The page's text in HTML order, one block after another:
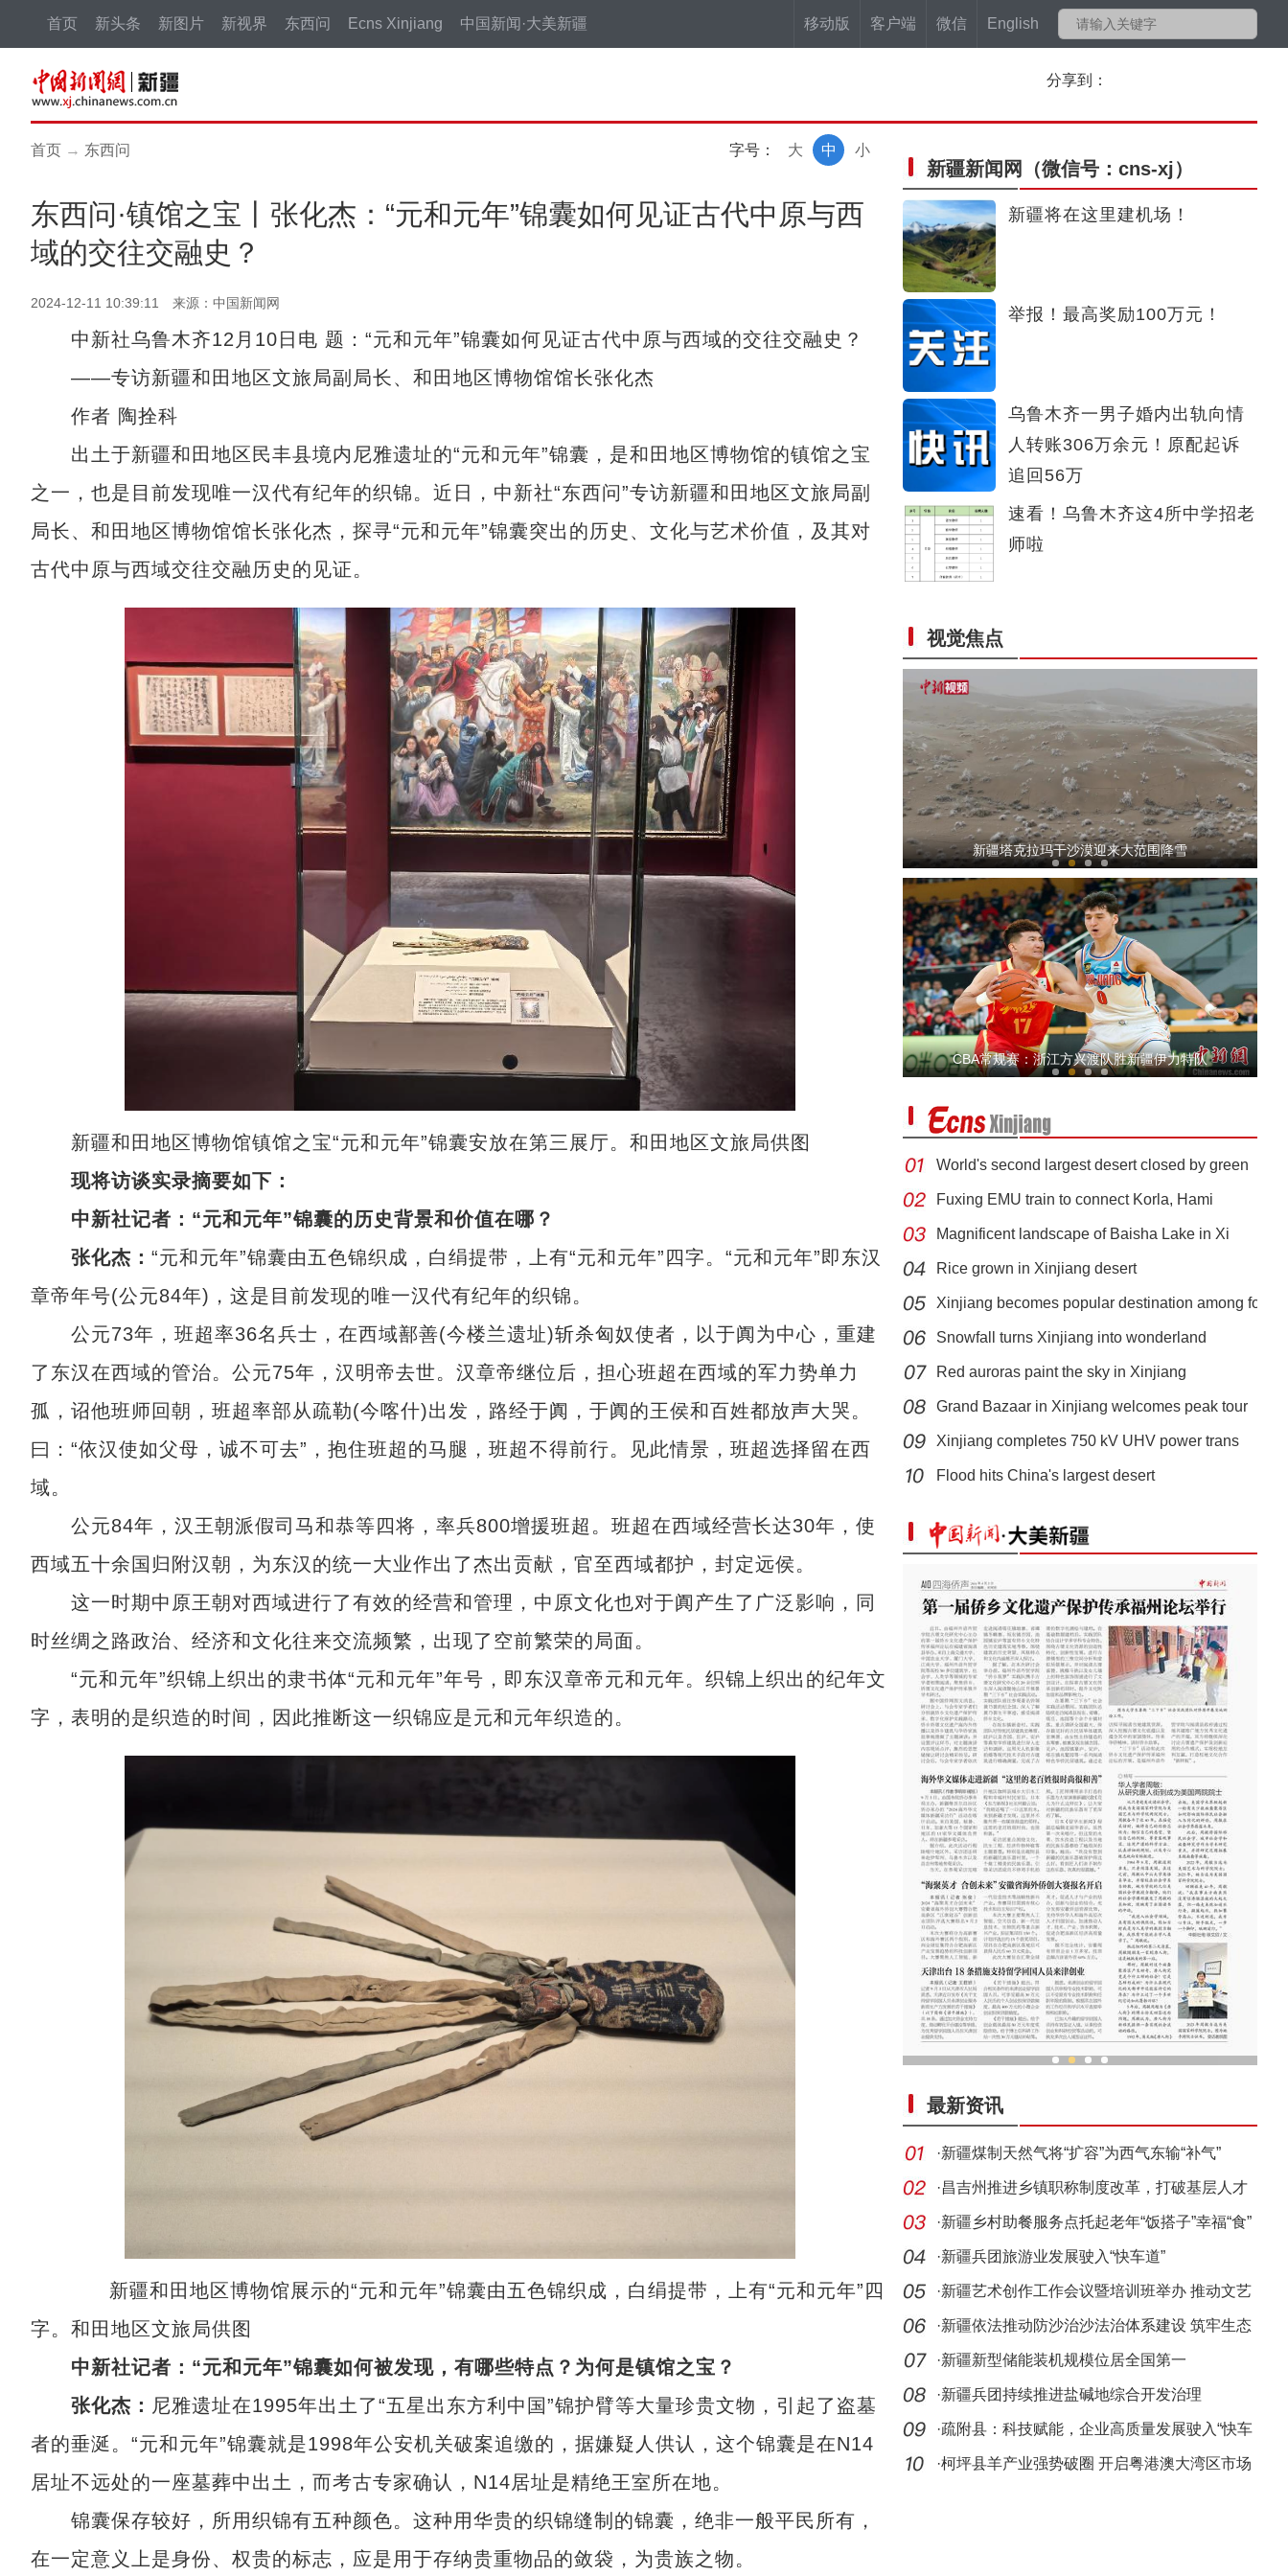
移动版 客户端 微信 English
首页 新头条 新图片 新视界 东西问 Ecns Xinjiang 中国新闻·大美新疆
分享到：
首页 → 东西问 字号： 小
中
大
东西问·镇馆之宝丨张化杰：“元和元年”锦囊如何见证古代中原与西
域的交往交融史？
2024-12-11 10:39:11 来源：中国新闻网
中新社乌鲁木齐12月10日电 题：“元和元年”锦囊如何见证古代中原与西域的交往交融史？
——专访新疆和田地区文旅局副局长、和田地区博物馆馆长张化杰
作者 陶拴科
出土于新疆和田地区民丰县境内尼雅遗址的“元和元年”锦囊，是和田地区博物馆的镇馆之宝
之一，也是目前发现唯一汉代有纪年的织锦。近日，中新社“东西问”专访新疆和田地区文旅局副
局长、和田地区博物馆馆长张化杰，探寻“元和元年”锦囊突出的历史、文化与艺术价值，及其对
古代中原与西域交往交融历史的见证。
新疆和田地区博物馆镇馆之宝“元和元年”锦囊安放在第三展厅。和田地区文旅局供图
现将访谈实录摘要如下：
中新社记者：“元和元年”锦囊的历史背景和价值在哪？
张化杰： “元和元年”锦囊由五色锦织成，白绢提带，上有“元和元年”四字。“元和元年”即东汉
章帝年号(公元84年)，这是目前发现的唯一汉代有纪年的织锦。
公元73年，班超率36名兵士，在西域鄯善(今楼兰遗址)斩杀匈奴使者，以于阗为中心，重建
了东汉在西域的管治。公元75年，汉明帝去世。汉章帝继位后，担心班超在西域的军力势单力
孤，诏他班师回朝，班超率部从疏勒(今喀什)出发，路经于阗，于阗的王侯和百姓都放声大哭。
曰：“依汉使如父母，诚不可去”，抱住班超的马腿，班超不得前行。见此情景，班超选择留在西
域。
公元84年，汉王朝派假司马和恭等四将，率兵800增援班超。班超在西域经营长达30年，使
西域五十余国归附汉朝，为东汉的统一大业作出了杰出贡献，官至西域都护，封定远侯。
这一时期中原王朝对西域进行了有效的经营和管理，中原文化也对于阗产生了广泛影响，同
时丝绸之路政治、经济和文化往来交流频繁，出现了空前繁荣的局面。
“元和元年”织锦上织出的隶书体“元和元年”年号，即东汉章帝元和元年。织锦上织出的纪年文
字，表明的是织造的时间，因此推断这一织锦应是元和元年织造的。
新疆和田地区博物馆展示的“元和元年”锦囊由五色锦织成，白绢提带，上有“元和元年”四
字。和田地区文旅局供图
中新社记者：“元和元年”锦囊如何被发现，有哪些特点？为何是镇馆之宝？
张化杰： 尼雅遗址在1995年出土了“五星出东方利中国”锦护臂等大量珍贵文物，引起了盗墓
者的垂涎。“元和元年”锦囊就是1998年公安机关破案追缴的，据嫌疑人供认，这个锦囊是在N14
居址不远处的一座墓葬中出土，而考古专家确认，N14居址是精绝王室所在地。
锦囊保存较好，所用织锦有五种颜色。这种用华贵的织锦缝制的锦囊，绝非一般平民所有，
在一定意义上是身份、权贵的标志，应是用于存纳贵重物品的敛袋，为贵族之物。
新疆新闻网 （微信号：cns-xj）
新疆将在这里建机场！
举报！最高奖励100万元！
乌鲁木齐一男子婚内出轨向情
人转账306万余元！原配起诉
追回56万
速看！乌鲁木齐这4所中学招老
师啦
视觉焦点
阿克苏是个好地方·四季之美——《老城的旧
新疆塔克拉玛干沙漠迎来大范围降雪
第一集：发生医疗纠纷怎么办？
第二集：非法行医必追究
CBA常规赛：浙江方兴渡队胜新疆伊力特队
World's second largest desert closed by green
Fuxing EMU train to connect Korla, Hami
Magnificent landscape of Baisha Lake in Xi
Rice grown in Xinjiang desert
Xinjiang becomes popular destination among fo
Snowfall turns Xinjiang into wonderland
Red auroras paint the sky in Xinjiang
Grand Bazaar in Xinjiang welcomes peak tour
Xinjiang completes 750 kV UHV power trans
Flood hits China's largest desert
最新资讯
·新疆煤制天然气将“扩容”为西气东输“补气”
·昌吉州推进乡镇职称制度改革，打破基层人才
职称晋
·新疆乡村助餐服务点托起老年“饭搭子”幸福“食”
·新疆兵团旅游业发展驶入“快车道”
·新疆艺术创作工作会议暨培训班举办 推动文艺
新发展
·新疆依法推动防沙治沙法治体系建设 筑牢生态
安全屏
·新疆新型储能装机规模位居全国第一
·新疆兵团持续推进盐碱地综合开发治理
·疏附县：科技赋能，企业高质量发展驶入“快车
道”
·柯坪县羊产业强势破圈 开启粤港澳大湾区市场